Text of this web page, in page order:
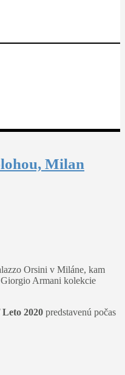
Milan
Orsini v Miláne, kam
Armani kolekcie
2020 predstavenú počas